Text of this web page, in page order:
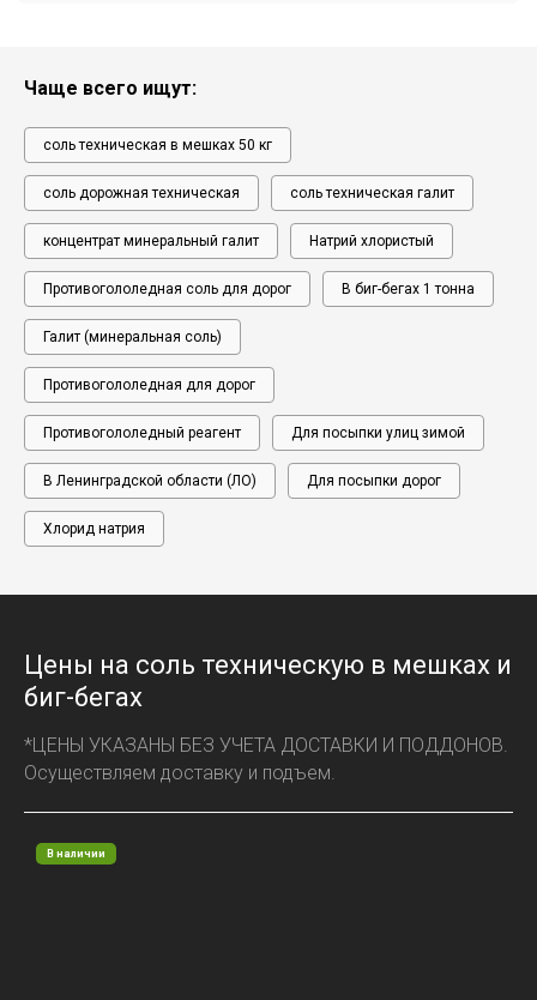
Чаще всего ищут:
соль техническая в мешках 50 кг
соль дорожная техническая соль техническая галит
концентрат минеральный галит Натрий хлористый
Противогололедная соль для дорог В биг-бегах 1 тонна
Галит (минеральная соль)
Противогололедная для дорог
Противогололедный реагент Для посыпки улиц зимой
В Ленинградской области (ЛО) Для посыпки дорог
Хлорид натрия
Цены на соль техническую в мешках и
биг-бегах
*ЦЕНЫ УКАЗАНЫ БЕЗ УЧЕТА ДОСТАВКИ И ПОДДОНОВ.
Осуществляем доставку и подъем.
В наличии